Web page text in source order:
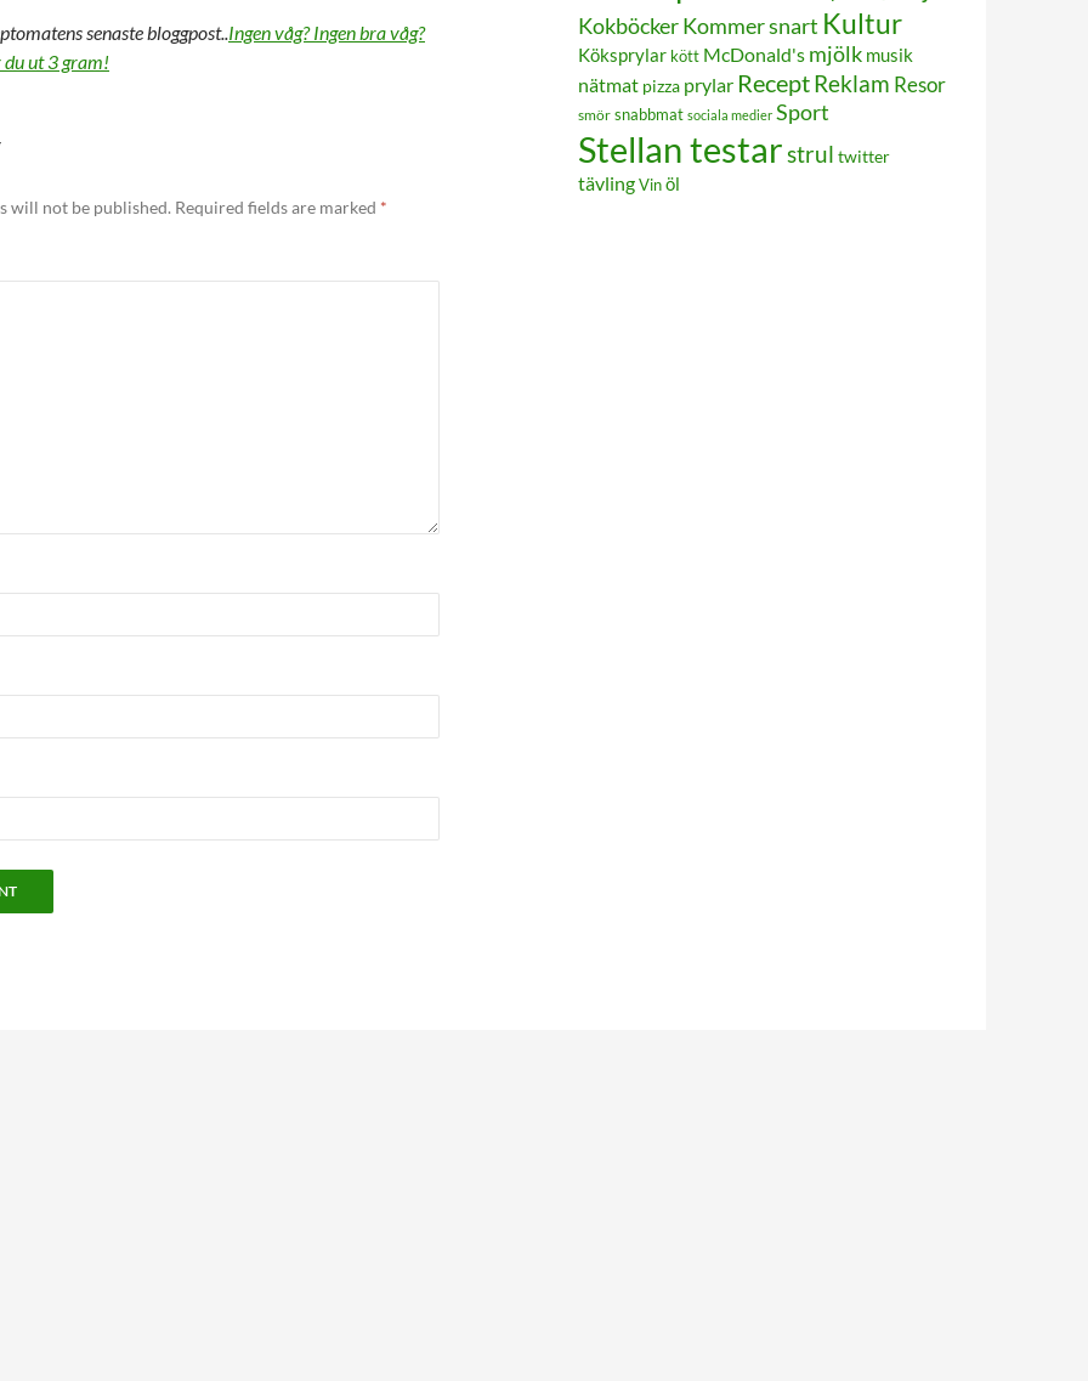
senaste bloggpost..Ingen våg? Ingen bra våg?
du ut 3 gram!
will not be published. Required fields are marked *
KokböckerKommer snart Kultur
Köksprylar kött McDonald's mjölk musik
nätmat pizza prylar ReceptReklam Resor
smör snabbmat sociala medier Sport
Stellan testarstrul twitter
tävling Vin öl